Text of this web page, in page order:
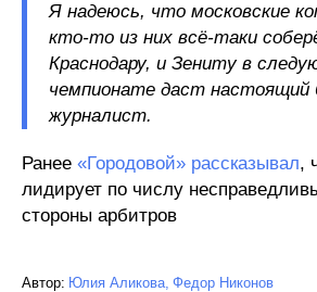
Я надеюсь, что московские
кто-то из них всё-таки
Краснодару, и Зениту в
чемпионате даст настоящий
журналист.
Ранее «Городовой» рассказывал,
лидирует по числу
стороны арбитров
Автор: Юлия Аликова Федор Никонов